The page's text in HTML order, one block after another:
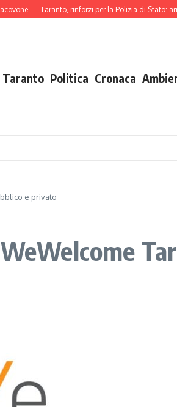
Taranto, rinforzi per la Polizia di Stato:
Taranto Politica Cronaca
e privato